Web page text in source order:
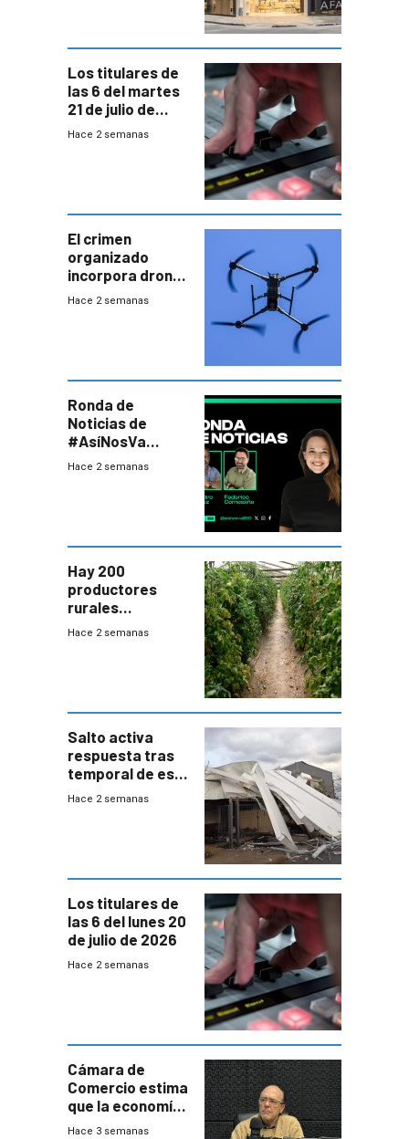
Los titulares de
las 6 del martes
21 de julio de
2026
Hace 2 semanas
El crimen
organizado
incorpora drones
y abre un nuevo
Hace 2 semanas
Ronda de
Noticias de
#AsíNosVa
(20/7/26)
Hace 2 semanas
Hay 200
productores
rurales
afectados tras
Hace 2 semanas
Salto activa
respuesta tras
temporal de este
sábado con
Hace 2 semanas
Los titulares de
las 6 del lunes 20
de julio de 2026
Hace 2 semanas
Cámara de
Comercio estima
que la economía
crecerá 1,6%
Hace 3 semanas